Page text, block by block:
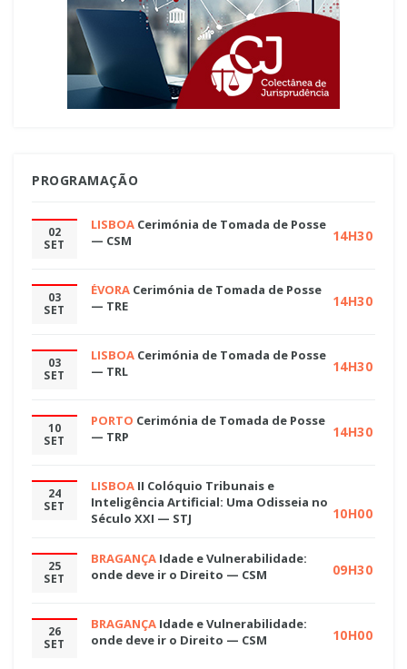
PROGRAMAÇÃO
02
SET
LISBOA Cerimónia de Tomada de Posse
— CSM
14H30
03
SET
ÉVORA Cerimónia de Tomada de Posse
— TRE
14H30
03
SET
LISBOA Cerimónia de Tomada de Posse
— TRL
14H30
10
SET
PORTO Cerimónia de Tomada de Posse
— TRP
14H30
24
SET
LISBOA II Colóquio Tribunais e
Inteligência Artificial: Uma Odisseia no
Século XXI — STJ
10H00
25
SET
BRAGANÇA Idade e Vulnerabilidade:
onde deve ir o Direito — CSM
09H30
26
SET
BRAGANÇA Idade e Vulnerabilidade:
onde deve ir o Direito — CSM
10H00